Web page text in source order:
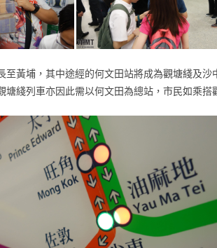
至黃埔，其中途經的何文田站將成為觀塘綫及
塘綫列車亦因此需以何文田為總站，市民如乘搭